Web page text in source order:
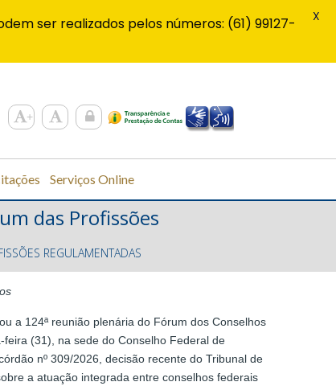
Serviços Online
das Profissões
REGULAMENTADAS
a 124ª reunião plenária do Fórum dos Conselhos
(31), na sede do Conselho Federal de
nº 309/2026, decisão recente do Tribunal de
a atuação integrada entre conselhos federais
ser realizados pelos números: (61) 99127-
X